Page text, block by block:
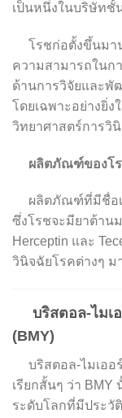
เป็นหนึ่งในบริษัทชั้
โรชก่อตั้งขึ้นมาน
ความสามารถในก
ด้านการวิจัยและพั
โดยเฉพาะอย่างยิ่ง
วิทยาศาสตร์การวิ
ผลิตภัณฑ์ของโ
ผลิตภัณฑ์ที่มีชื่อเสี
ซึ่งโรชจะมียาต้าน
Herceptin และ
วินิจฉัยโรคต่างๆ ม
บริสตอล-ไมเ
(BMY)
บริสตอล-ไมเออร์
เรียกสั้นๆ ว่า
ระดับโลกที่มีประวั